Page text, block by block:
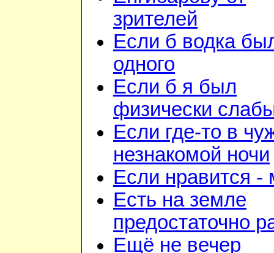
зрителей
Если б водка
одного
Если б я был
физически
Если где-то в
незнакомой ночи
Если нравится -
Есть на земле
предостаточно
Ещё не вечер